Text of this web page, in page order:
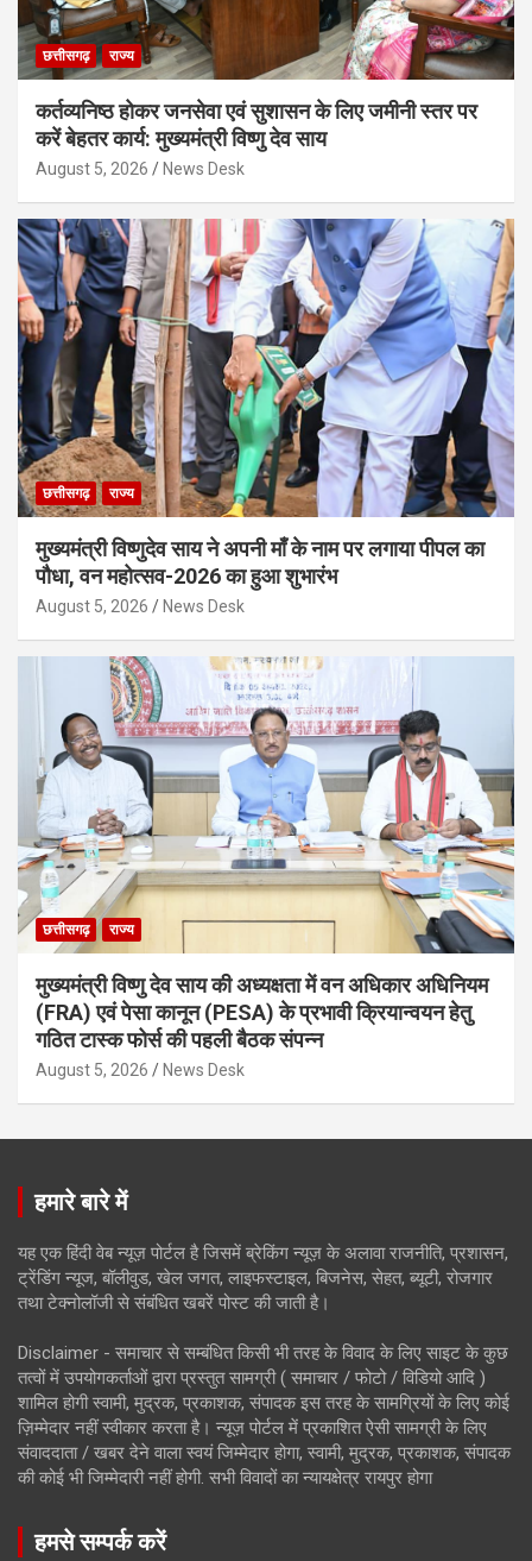
छत्तीसगढ़ राज्य
कर्तव्यनिष्ठ होकर जनसेवा एवं सुशासन के लिए जमीनी स्तर पर
करें बेहतर कार्य: मुख्यमंत्री विष्णु देव साय
August 5, 2026 News Desk
छत्तीसगढ़ राज्य
मुख्यमंत्री विष्णुदेव साय ने अपनी माँ के नाम पर लगाया पीपल का
पौधा, वन महोत्सव-2026 का हुआ शुभारंभ
August 5, 2026 News Desk
छत्तीसगढ़ राज्य
मुख्यमंत्री विष्णु देव साय की अध्यक्षता में वन अधिकार अधिनियम
(FRA) एवं पेसा कानून (PESA) के प्रभावी क्रियान्वयन हेतु
गठित टास्क फोर्स की पहली बैठक संपन्न
August 5, 2026 News Desk
हमारे बारे में
यह एक हिंदी वेब न्यूज़ पोर्टल है जिसमें ब्रेकिंग न्यूज़ के अलावा राजनीति, प्रशासन,
ट्रेंडिंग न्यूज, बॉलीवुड, खेल जगत, लाइफस्टाइल, बिजनेस, सेहत, ब्यूटी, रोजगार
तथा टेक्नोलॉजी से संबंधित खबरें पोस्ट की जाती है।
Disclaimer - समाचार से सम्बंधित किसी भी तरह के विवाद के लिए साइट के कुछ
तत्वों में उपयोगकर्ताओं द्वारा प्रस्तुत सामग्री ( समाचार / फोटो / विडियो आदि )
शामिल होगी स्वामी, मुद्रक, प्रकाशक, संपादक इस तरह के सामग्रियों के लिए कोई
ज़िम्मेदार नहीं स्वीकार करता है। न्यूज़ पोर्टल में प्रकाशित ऐसी सामग्री के लिए
संवाददाता / खबर देने वाला स्वयं जिम्मेदार होगा, स्वामी, मुद्रक, प्रकाशक, संपादक
की कोई भी जिम्मेदारी नहीं होगी. सभी विवादों का न्यायक्षेत्र रायपुर होगा
हमसे सम्पर्क करें